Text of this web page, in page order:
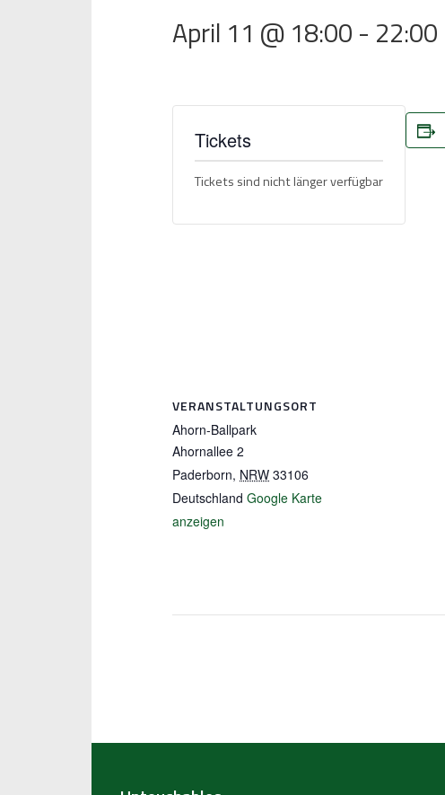
April 11 @ 18:00 - 22:00
Tickets
Tickets sind nicht länger verfügbar
VERANSTALTUNGSORT
Ahorn-Ballpark
Ahornallee 2
Paderborn, NRW 33106
Deutschland Google Karte
anzeigen